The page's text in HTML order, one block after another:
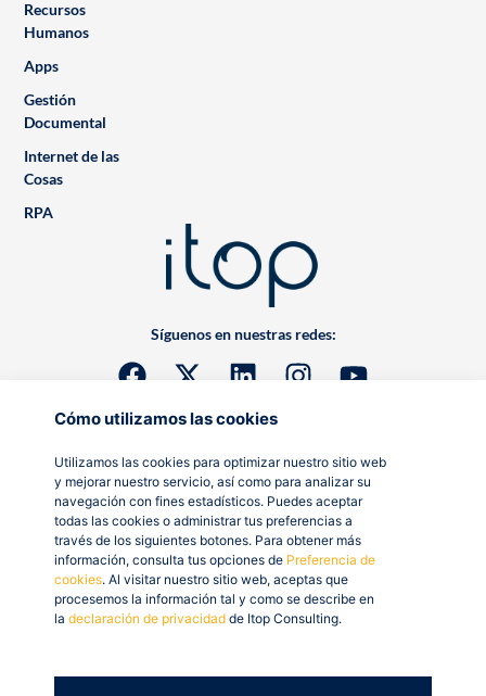
Cómo utilizamos las cookies
Utilizamos las cookies para optimizar nuestro sitio web
y mejorar nuestro servicio, así como para analizar su
navegación con fines estadísticos. Puedes aceptar
todas las cookies o administrar tus preferencias a
través de los siguientes botones. Para obtener más
información, consulta tus opciones de Preferencia de
cookies. Al visitar nuestro sitio web, aceptas que
procesemos la información tal y como se describe en
la declaración de privacidad de Itop Consulting.
Síguenos en nuestras redes:
Recursos
Humanos
Apps
Gestión
Documental
Internet de las
Cosas
RPA